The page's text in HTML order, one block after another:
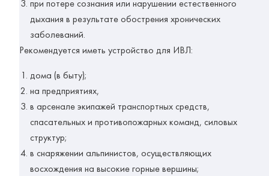
при потере сознания или нарушении естественного
дыхания в результате обострения хронических
заболеваний.
Рекомендуется иметь устройство для ИВЛ:
дома (в быту);
на предприятиях,
в арсенале экипажей транспортных средств,
спасательных и противопожарных команд, силовых
структур;
в снаряжении альпинистов, осуществляющих
восхождения на высокие горные вершины;